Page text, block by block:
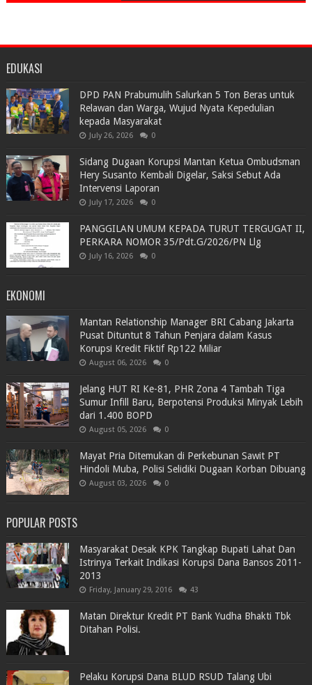
EDUKASI
DPD PAN Prabumulih Salurkan 5 Ton Beras untuk
Relawan dan Warga, Wujud Nyata Kepedulian
kepada Masyarakat
July 26, 2026 0
Sidang Dugaan Korupsi Mantan Ketua Ombudsman
Hery Susanto Kembali Digelar, Saksi Sebut Ada
Intervensi Laporan
July 17, 2026 0
PANGGILAN UMUM KEPADA TURUT TERGUGAT II,
PERKARA NOMOR 35/Pdt.G/2026/PN Llg
July 16, 2026 0
EKONOMI
Mantan Relationship Manager BRI Cabang Jakarta
Pusat Dituntut 8 Tahun Penjara dalam Kasus
Korupsi Kredit Fiktif Rp122 Miliar
August 06, 2026 0
Jelang HUT RI Ke-81, PHR Zona 4 Tambah Tiga
Sumur Infill Baru, Berpotensi Produksi Minyak Lebih
dari 1.400 BOPD
August 05, 2026 0
Mayat Pria Ditemukan di Perkebunan Sawit PT
Hindoli Muba, Polisi Selidiki Dugaan Korban Dibuang
August 03, 2026 0
POPULAR POSTS
Masyarakat Desak KPK Tangkap Bupati Lahat Dan
Istrinya Terkait Indikasi Korupsi Dana Bansos 2011-
2013
Friday, January 29, 2016 43
Matan Direktur Kredit PT Bank Yudha Bhakti Tbk
Ditahan Polisi.
Pelaku Korupsi Dana BLUD RSUD Talang Ubi